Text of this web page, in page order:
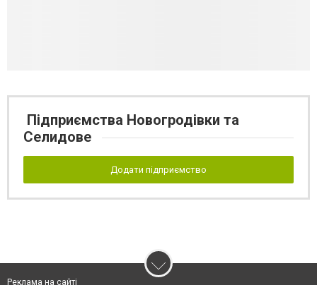
Підприємства Новогродівки та
Селидове
Додати підприємство
Реклама на сайті